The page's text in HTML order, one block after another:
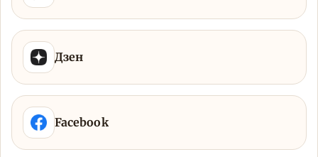
Дзен
Facebook